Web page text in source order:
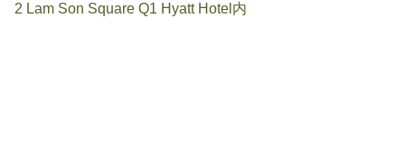
2 Lam Son Square Q1 Hyatt Hotel内